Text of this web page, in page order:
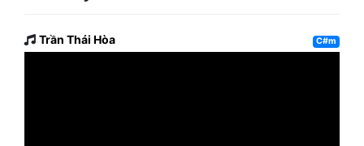
Trần Thái Hòa C#m